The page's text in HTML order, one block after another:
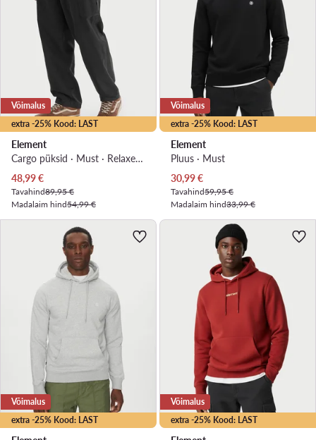
extra -25% Kood: LAST
Võimalus
Element
Cargo püksid · Must · Relaxed Fit
Praegune hind
48,99€
Tavahind89,95 €
Madalaim hind54,99 €
extra -25% Kood: LAST
Võimalus
Element
Pluus · Must
Praegune hind
30,99€
Tavahind59,95 €
Madalaim hind33,99 €
extra -25% Kood: LAST
Võimalus
extra -25% Kood: LAST
Võimalus